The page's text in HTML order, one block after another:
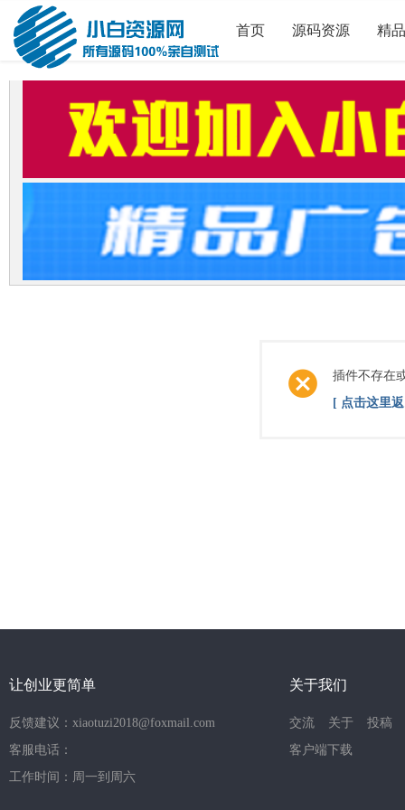
首页 源码资源 精
插件不存在
[ 点击这里
让创业更简单
反馈建议：xiaotuzi2018@foxmail.com
客服电话：
工作时间：周一到周六
关于我们
交流 关于
投稿
客户端下载